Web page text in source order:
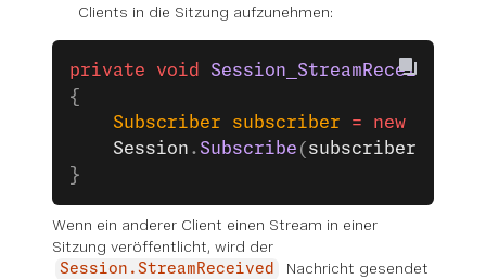
Clients in die Sitzung aufzunehmen:
private void Session_StreamReceived
{
    Subscriber
subscriber = new
    Session
. Subscribe ( subscriber
}
Wenn ein anderer Client einen Stream in einer
Sitzung veröffentlicht, wird der
Session.StreamReceived
Nachricht gesendet